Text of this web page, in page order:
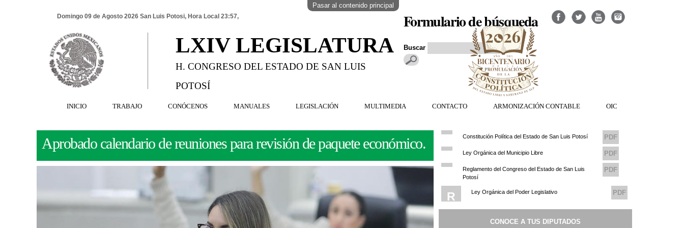
Pasar al contenido principal
Domingo 09 de Agosto 2026 San Luis Potosi, Hora Local 23:57, Formulario de búsqueda
Buscar
LXIV LEGISLATURA
H. CONGRESO DEL ESTADO DE SAN LUIS
POTOSÍ
INICIO TRABAJO CONÓCENOS MANUALES LEGISLACIÓN MULTIMEDIA CONTACTO ARMONIZACIÓN CONTABLE OIC
Aprobado calendario de reuniones para revisión de paquete económico. Constitución Política del Estado de San Luis Potosí PDF
Ley Orgánica del Municipio Libre PDF
Reglamento del Congreso del Estado de San Luis
Potosí
PDF
R Ley Orgánica del Poder Legislativo PDF
Congreso del Estado de San Luis Potosi
CONOCE A TUS DIPUTADOS